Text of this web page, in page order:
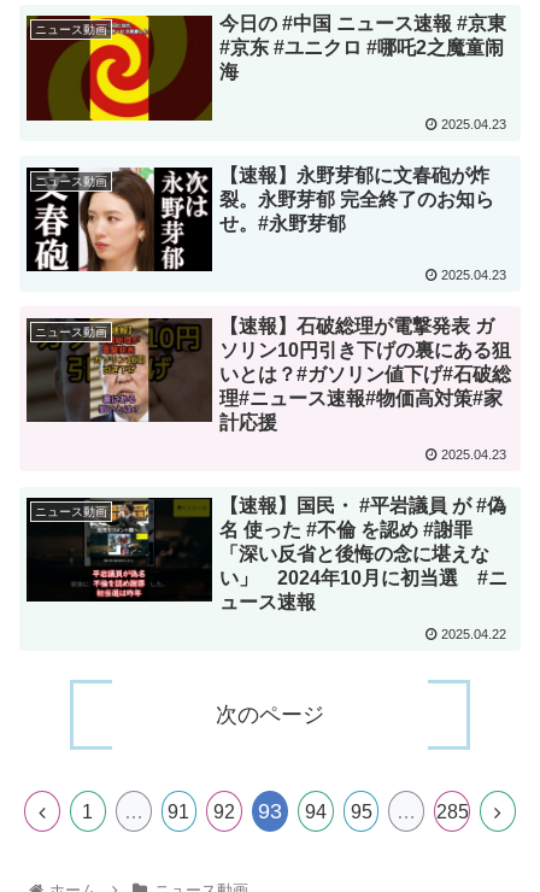
ニュース動画
今日の #中国 ニュース速報 #京東
#京东 #ユニクロ #哪吒2之魔童闹
海
2025.04.23
ニュース動画
【速報】永野芽郁に文春砲が炸
裂。永野芽郁 完全終了のお知ら
せ。#永野芽郁
2025.04.23
ニュース動画
【速報】石破総理が電撃発表 ガ
ソリン10円引き下げの裏にある狙
いとは？#ガソリン値下げ#石破総
理#ニュース速報#物価高対策#家
計応援
2025.04.23
ニュース動画
【速報】国民・ #平岩議員 が #偽
名 使った #不倫 を認め #謝罪
「深い反省と後悔の念に堪えな
い」 2024年10月に初当選 #ニ
ュース速報
2025.04.22
次のページ
1 … 91 92 93 94 95 … 285